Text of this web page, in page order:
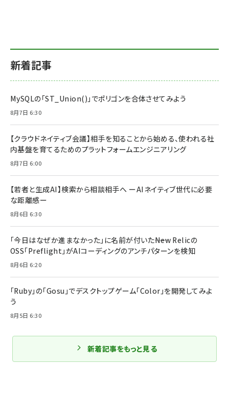
新着記事
MySQLの「ST_Union()」でポリゴンを合体させてみよう
8月7日 6:30
【クラウドネイティブ会議】相手を知ることから始める、使われる社
内基盤を育てるためのプラットフォームエンジニアリング
8月7日 6:00
【若者と生成AI】検索から相談相手へ ーAIネイティブ世代に必要
な距離感ー
8月6日 6:30
「今日はなぜか進まなかった」に名前が付いた――New Relicの
OSS「Preflight」がAIコーディングのアンチパターンを検知
8月6日 6:20
「Ruby」の「Gosu」でデスクトップゲーム「Color」を開発してみよ
う
8月5日 6:30
新着記事をもっと見る